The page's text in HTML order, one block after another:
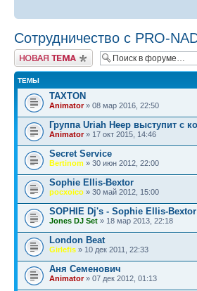
Сотрудничество c PRO-
Новая тема
ТЕМЫ
TAXTON
Animator» 08 мар 2016, 22:50
Группа Uriah Heep выступит с
Animator» 17 окт 2015, 14:46
Secret Service
Bertinom » 30 июн 2012, 22:00
Sophie Ellis-Bextor
pocxoico » 30 май 2012, 15:00
SOPHIE Dj's - Sophie Ellis-Bextor
Jones DJ Set » 18 мар 2013, 22:18
London Beat
Girlefis » 10 дек 2011, 22:33
Аня Семенович
Animator» 07 дек 2012, 01:13